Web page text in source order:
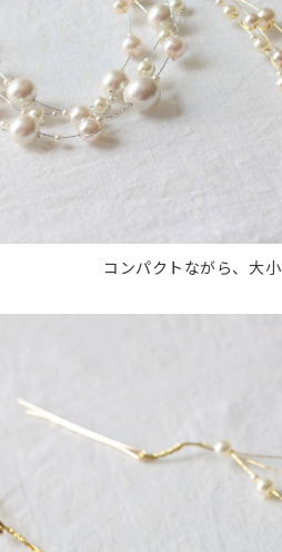
コンパクトながら、大小